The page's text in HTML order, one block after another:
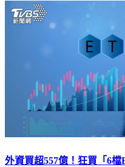
外資買超557億！狂買「6